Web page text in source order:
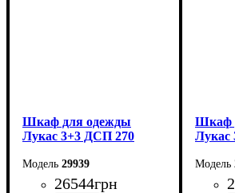
Шкаф для одежды
Лукас 3+3 ДСП 270
29939
26544грн
Шкаф
Лукас